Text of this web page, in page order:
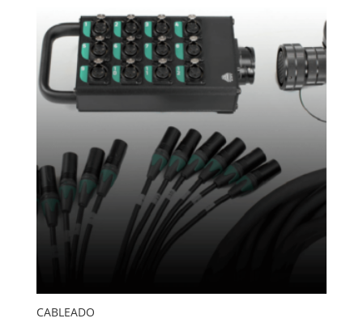
CABLEADO